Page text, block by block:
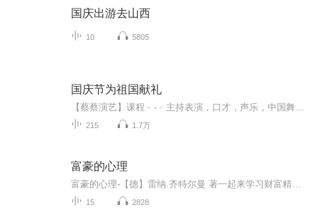
国庆出游去山西
10 5805
国庆节为祖国献礼
215 1.7万
富豪的心理
15 2828